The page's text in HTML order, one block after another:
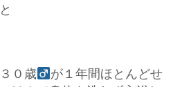
と
３０歳
が１年間ほとんどせ